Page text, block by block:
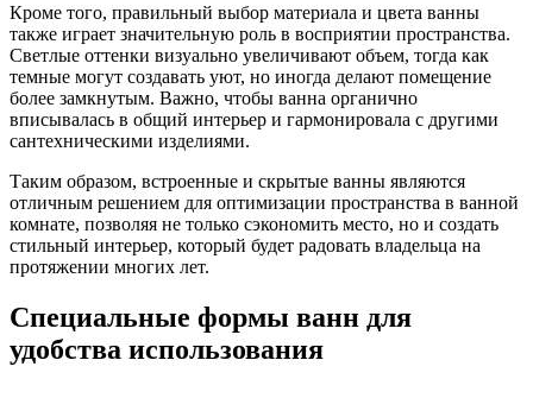
Кроме того, правильный выбор материала и цвета ванны
также играет значительную роль в восприятии пространства.
Светлые оттенки визуально увеличивают объем, тогда как
темные могут создавать уют, но иногда делают помещение
более замкнутым. Важно, чтобы ванна органично
вписывалась в общий интерьер и гармонировала с другими
сантехническими изделиями.
Таким образом, встроенные и скрытые ванны являются
отличным решением для оптимизации пространства в ванной
комнате, позволяя не только сэкономить место, но и создать
стильный интерьер, который будет радовать владельца на
протяжении многих лет.
Специальные формы ванн для
удобства использования